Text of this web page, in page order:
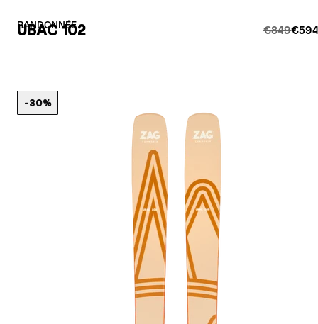
RANDONNÉE
UBAC 102 €849
-30%